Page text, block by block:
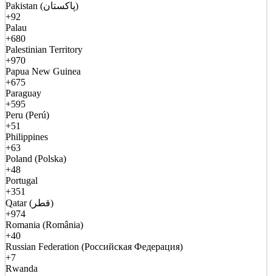
Pakistan (پاکستان)
+92
Palau
+680
Palestinian Territory
+970
Papua New Guinea
+675
Paraguay
+595
Peru (Perú)
+51
Philippines
+63
Poland (Polska)
+48
Portugal
+351
Qatar (قطر)
+974
Romania (România)
+40
Russian Federation (Российская Федерация)
+7
Rwanda